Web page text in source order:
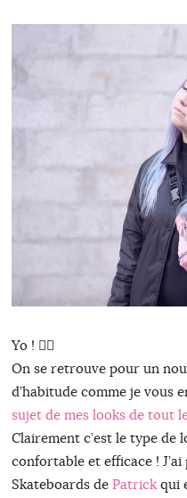
Yo ! ✌🏻
On se retrouve pour un
d’habitude comme je vous
sujet de mes looks de tout
Clairement c’est le type de
confortable et efficace ! J’ai
Skateboards de Patrickqui